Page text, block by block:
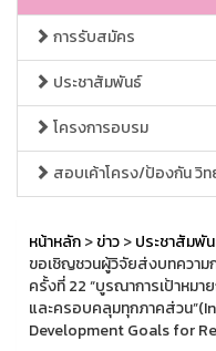
การรับสมัคร
ประชาสัมพันธ์
โครงการอบรม
สอบเค้าโครง/ป้องกัน วิ
หน้าหลัก>ข่าว>ประชาสัมพั
ขอเชิญชวนผู้วิจัยส่งบทความ
ครั้งที่ 22 “บูรณาการเป้าหม
และครอบคลุมทุกภาคส่วน
Development Goals for